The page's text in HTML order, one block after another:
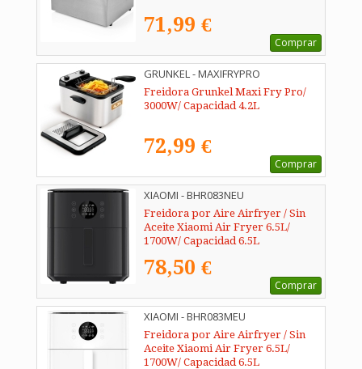
71,99 €
Comprar
GRUNKEL - MAXIFRYPRO
Freidora Grunkel Maxi Fry Pro/
3000W/ Capacidad 4.2L
72,99 €
Comprar
XIAOMI - BHR083NEU
Freidora por Aire Airfryer / Sin
Aceite Xiaomi Air Fryer 6.5L/
1700W/ Capacidad 6.5L
78,50 €
Comprar
XIAOMI - BHR083MEU
Freidora por Aire Airfryer / Sin
Aceite Xiaomi Air Fryer 6.5L/
1700W/ Capacidad 6.5L